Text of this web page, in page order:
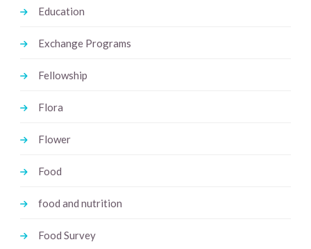
Education
Exchange Programs
Fellowship
Flora
Flower
Food
food and nutrition
Food Survey